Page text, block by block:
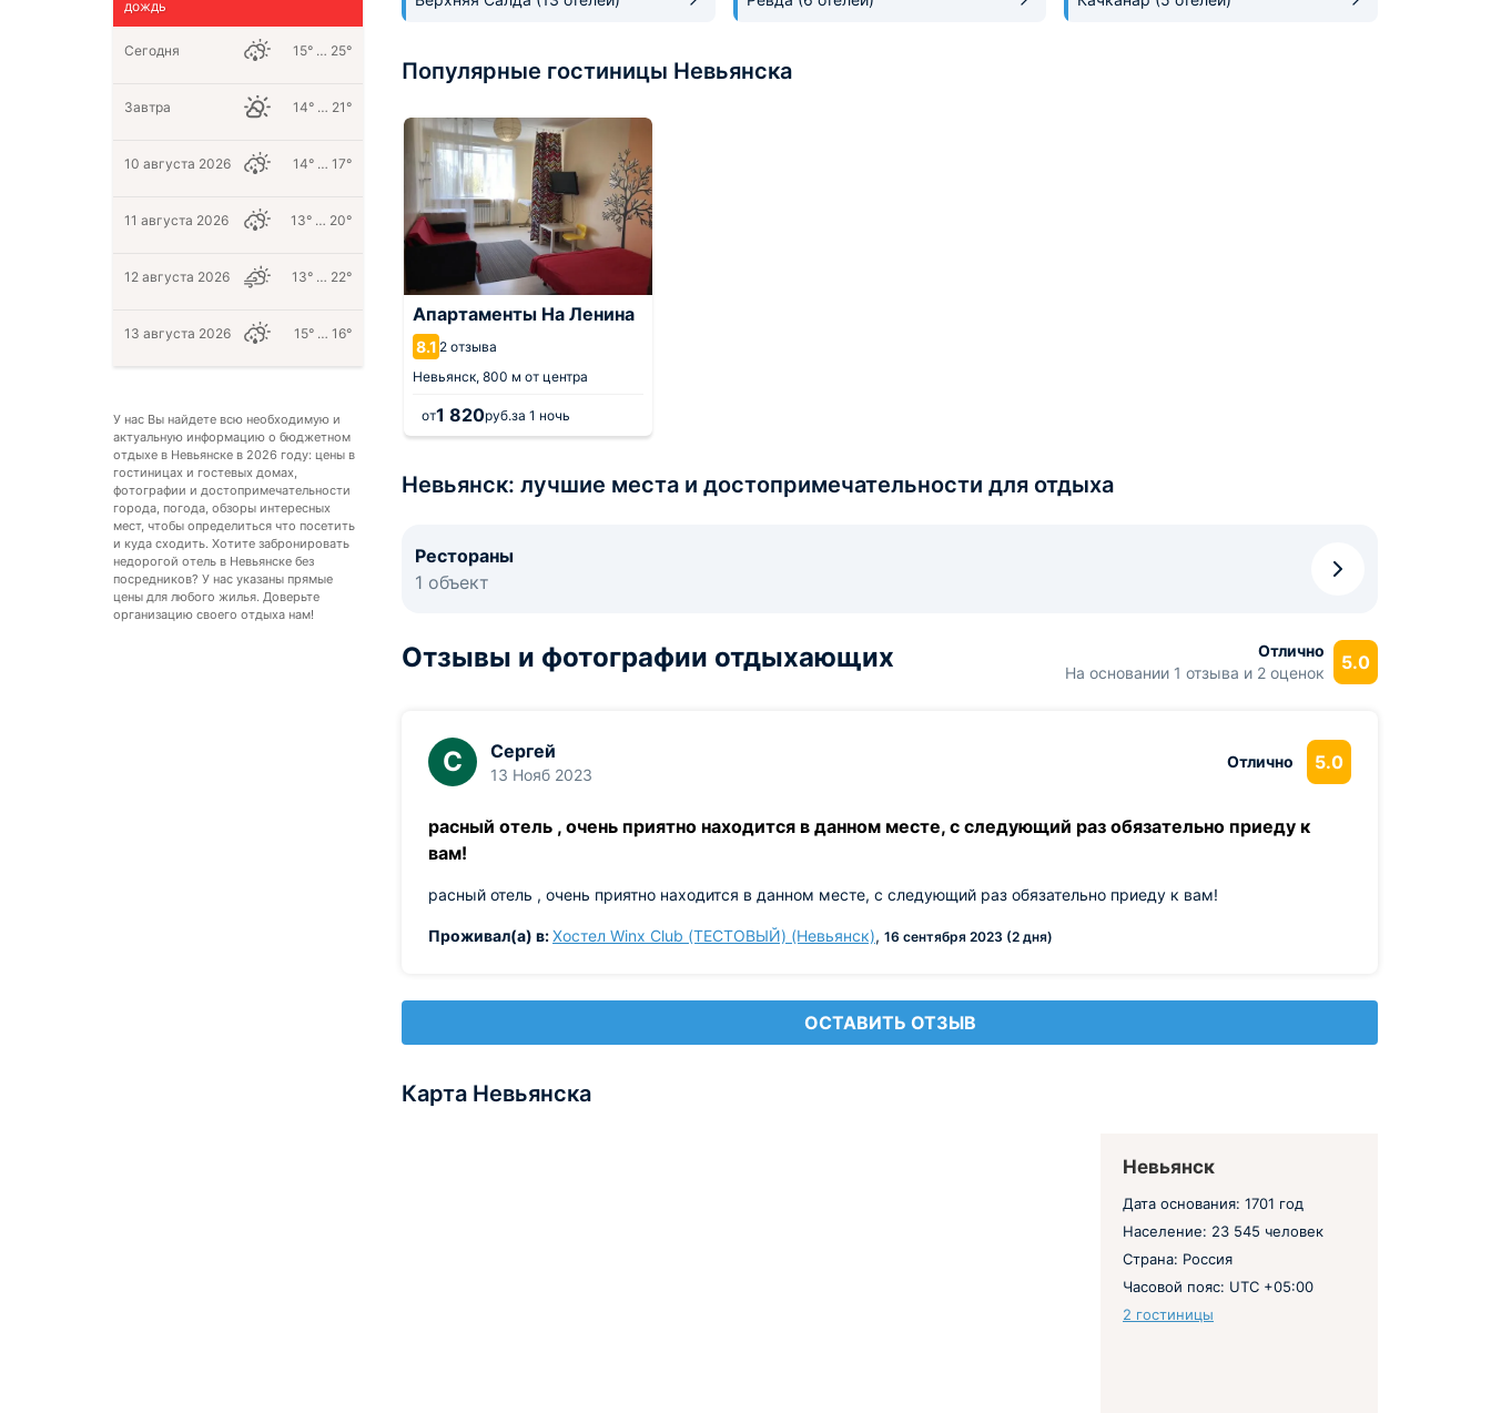
Популярные гостиницы Невьянска
Апартаменты На Ленина
8.1 2 отзыва
Невьянск, 800 м от центра
от1 820руб.за 1 ночь
Невьянск: лучшие места и достопримечательности для отдыха
Рестораны
1 объект
Отзывы и фотографии отдыхающих
Отлично
На основании 1 отзыва и 2 оценок
5.0
С Сергей
13 Нояб 2023
Отлично 5.0
расный отель , очень приятно находится в данном месте, с следующий раз обязательно приеду к
вам!
расный отель , очень приятно находится в данном месте, с следующий раз обязательно приеду к вам!
Проживал(а) в:Хостел Winx Club (ТЕСТОВЫЙ) (Невьянск), 16 сентября 2023 (2 дня)
ОСТАВИТЬ ОТЗЫВ
Карта Невьянска
Невьянск
Дата основания: 1701 год
Население: 23 545 человек
Страна: Россия
Часовой пояс: UTC +05:00
2 гостиницы
дождь
Сегодня 15° … 25°
Завтра 14° … 21°
10 августа 2026 14° … 17°
11 августа 2026 13° … 20°
12 августа 2026 13° … 22°
13 августа 2026 15° … 16°
У нас Вы найдете всю необходимую и
актуальную информацию о бюджетном
отдыхе в Невьянске в 2026 году: цены в
гостиницах и гостевых домах,
фотографии и достопримечательности
города, погода, обзоры интересных
мест, чтобы определиться что посетить
и куда сходить. Хотите забронировать
недорогой отель в Невьянске без
посредников? У нас указаны прямые
цены для любого жилья. Доверьте
организацию своего отдыха нам!